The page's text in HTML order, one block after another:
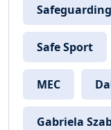
Safeguarding
Safe Sport
MEC
Gabriela